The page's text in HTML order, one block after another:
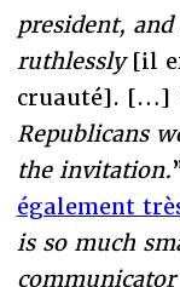
president,
ruthlessly[il
cruauté]. […]
Republicans
the invitation.
également
is so much